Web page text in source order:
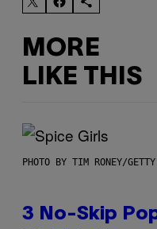
MORE
LIKE THIS
PHOTO BY TIM RONEY/
3 No-Skip